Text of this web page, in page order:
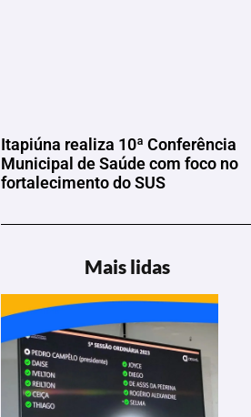
Itapiúna realiza 10ª Conferência
Municipal de Saúde com foco no
fortalecimento do SUS
Mais lidas